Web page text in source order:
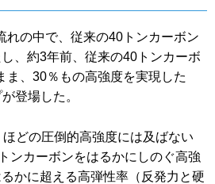
れの中で、従来の40トンカーボン
、約3年前、従来の40トンカーボ
ま、30％もの高強度を実現した
登場した。
ほどの圧倒的高強度には及ばない
ンカーボンをはるかにしのぐ高強
かに超える高弾性率（反発力と硬